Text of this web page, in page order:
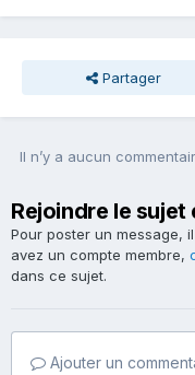
Partager
Il n’y a aucun
Rejoindre le
Pour poster un message,
avez un compte membre,
dans ce sujet.
Ajouter un